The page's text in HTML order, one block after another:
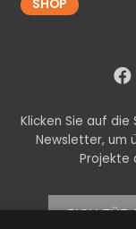
SHOP
Klicken Sie auf
Newsletter, um
Projekte
SICH FÜR